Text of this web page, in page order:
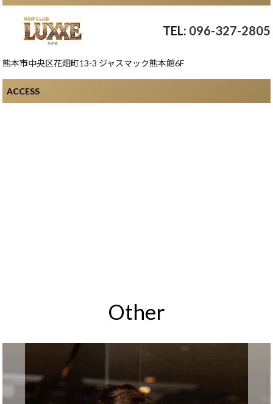
096-327-2805
熊本市中央区花畑町13-3 ジャスマック熊本館6F
ACCESS
Other